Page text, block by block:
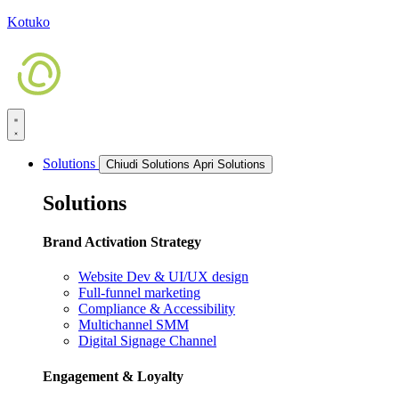
Kotuko
Solutions Chiudi Solutions Apri Solutions
Solutions
Brand Activation Strategy
Website Dev & UI/UX design
Full-funnel marketing
Compliance & Accessibility
Multichannel SMM
Digital Signage Channel
Engagement & Loyalty